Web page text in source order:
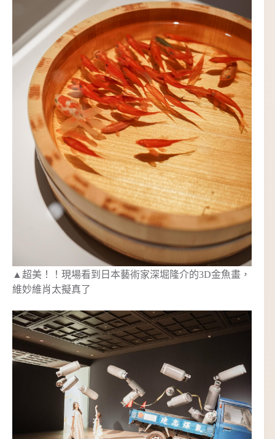
▲超美！！現場看到日本藝術家深堀隆介的3D金魚畫，
維妙維肖太擬真了